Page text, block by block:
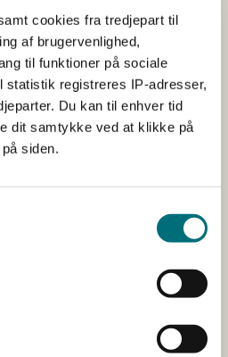
cookies fra tredjepart til
af brugervenlighed,
til funktioner på sociale
statistik registreres IP-adresser,
Du kan til enhver tid
dit samtykke ved at klikke på
siden.
info-session om
2019/1009